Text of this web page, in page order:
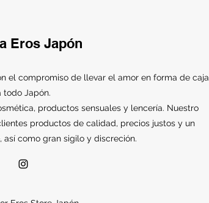
Eros Japón
el compromiso de llevar el amor en forma de caja
todo Japón.
productos sensuales y lencería. Nuestro
productos de calidad, precios justos y un
así como gran sigilo y discreción.